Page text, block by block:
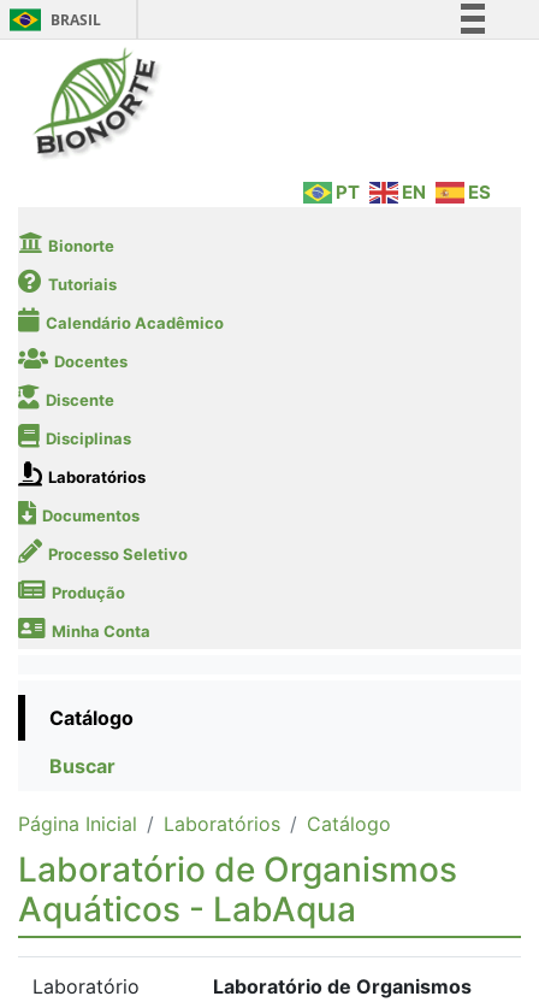
BRASIL
Legislação
PT EN ES
Bionorte
Tutoriais
Calendário Acadêmico
Docentes
Discente
Disciplinas
Laboratórios
Documentos
Processo Seletivo
Produção
Minha Conta
Catálogo
Buscar
Página Inicial Laboratórios Catálogo
Laboratório de Organismos
Aquáticos - LabAqua
Laboratório
Laboratório de Organismos